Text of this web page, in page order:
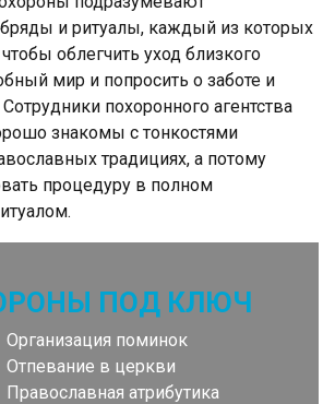
и ритуалы, каждый из которых
облегчить уход близкого
мир и попросить о заботе и
похоронного агентства
знакомы с тонкостями
традициях, а потому
процедуру в полном
ПОД КЛЮЧ
Организация поминок
Отпевание в церкви
Православная атрибутика